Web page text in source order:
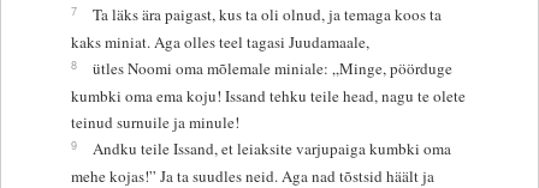
7
Ta läks ära paigast, kus ta oli olnud, ja temaga koos ta
kaks miniat. Aga olles teel tagasi Juudamaale,
8
ütles Noomi oma mõlemale miniale: „Minge, pöörduge
kumbki oma ema koju! Issand tehku teile head, nagu te olete
teinud surnuile ja minule!
9
Andku teile Issand, et leiaksite varjupaiga kumbki oma
mehe kojas!” Ja ta suudles neid. Aga nad tõstsid häält ja